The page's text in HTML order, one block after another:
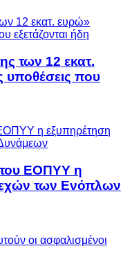
των 12 εκατ.
υποθέσεις που
ΕΟΠΥΥ η
των Ενόπλων